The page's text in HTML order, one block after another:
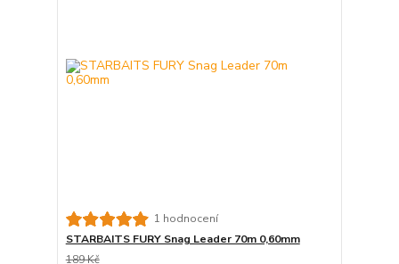
1 hodnocení
STARBAITS FURY Snag Leader 70m 0,60mm
189 Kč